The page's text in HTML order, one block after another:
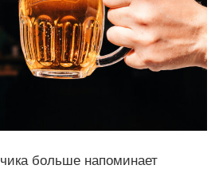
больше напоминает